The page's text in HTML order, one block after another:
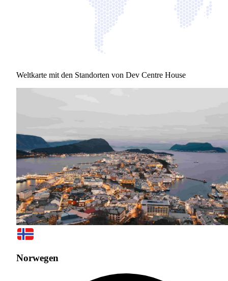
Weltkarte mit den Standorten von Dev Centre House
Norwegen